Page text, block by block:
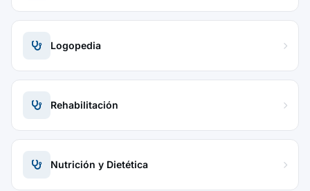
Logopedia
Rehabilitación
Nutrición y Dietética